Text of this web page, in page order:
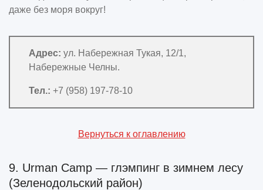
даже без моря вокруг!
Адрес: ул. Набережная Тукая, 12/1,
Набережные Челны.
Тел.: +7 (958) 197-78-10
Вернуться к оглавлению
9. Urman Camp — глэмпинг в зимнем лесу
(Зеленодольский район)